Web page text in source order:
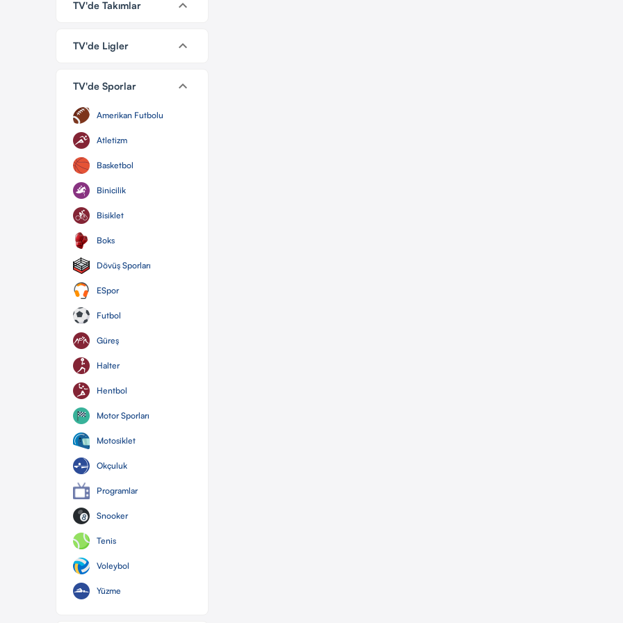
TV'de Takımlar keyboard_arrow_down
TV'de Ligler keyboard_arrow_down
TV'de Sporlar keyboard_arrow_down
Amerikan Futbolu
Atletizm
Basketbol
Binicilik
Bisiklet
Boks
Dövüş Sporları
ESpor
Futbol
Güreş
Halter
Hentbol
Motor Sporları
Motosiklet
Okçuluk
Programlar
Snooker
Tenis
Voleybol
Yüzme